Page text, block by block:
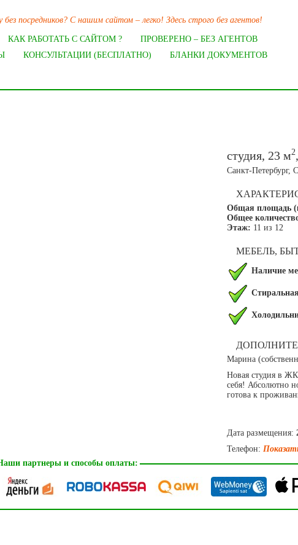
посредников? С нашим сайтом – легко! Здесь строго без агентов!
КАК РАБОТАТЬ С САЙТОМ ?
ПРОВЕРЕНО – БЕЗ АГЕНТОВ
КОНСУЛЬТАЦИИ (БЕСПЛАТНО)
БЛАНКИ ДОКУМЕНТОВ
студия, 23 м2
Санкт-Петербург,
Общая площадь
Общее
Этаж: 11 из 12
МЕБЕЛЬ,
Наличие
Марина
Новая студия в
себя! Абсолютно
готова к
Дата размещения:
Телефон:
партнеры и способы оплаты: